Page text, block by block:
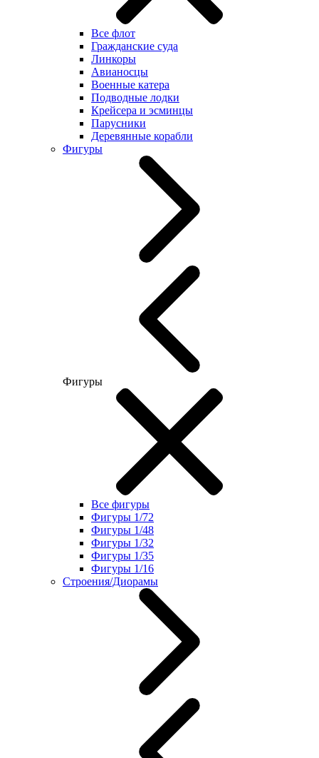
Все флот
Гражданские суда
Линкоры
Авианосцы
Военные катера
Подводные лодки
Крейсера и эсминцы
Парусники
Деревянные корабли
Фигуры
Фигуры
Все фигуры
Фигуры 1/72
Фигуры 1/48
Фигуры 1/32
Фигуры 1/35
Фигуры 1/16
Строения/Диорамы